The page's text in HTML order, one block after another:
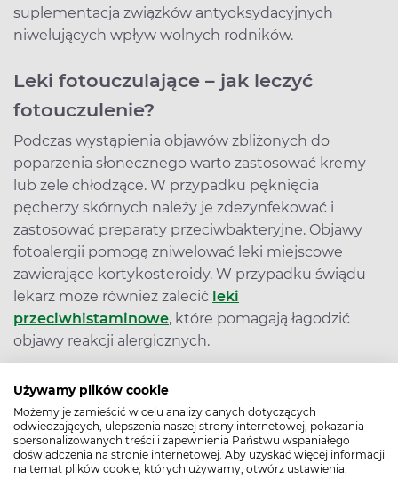
Używamy plików cookie
Możemy je zamieścić w celu analizy danych dotyczących
odwiedzających, ulepszenia naszej strony internetowej, pokazania
spersonalizowanych treści i zapewnienia Państwu wspaniałego
doświadczenia na stronie internetowej. Aby uzyskać więcej informacji
na temat plików cookie, których używamy, otwórz ustawienia.
suplementacja związków antyoksydacyjnych
niwelujących wpływ wolnych rodników.
Leki fotouczulające – jak leczyć
fotouczulenie?
Podczas wystąpienia objawów zbliżonych do
poparzenia słonecznego warto zastosować kremy
lub żele chłodzące. W przypadku pęknięcia
pęcherzy skórnych należy je zdezynfekować i
zastosować preparaty przeciwbakteryjne. Objawy
fotoalergii pomogą zniwelować leki miejscowe
zawierające kortykosteroidy. W przypadku świądu
lekarz może również zalecić leki
przeciwhistaminowe, które pomagają łagodzić
objawy reakcji alergicznych.
Leki fotouczulające – najczęściej